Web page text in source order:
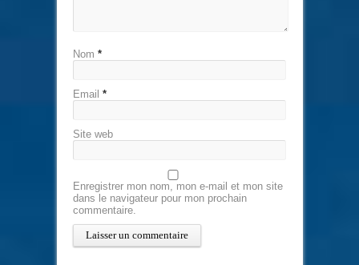
Nom *
Email *
Site web
Enregistrer mon nom, mon e-mail et mon site
dans le navigateur pour mon prochain
commentaire.